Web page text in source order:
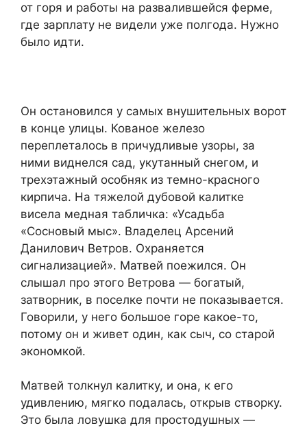
от горя и работы на развалившейся ферме,
где зарплату не видели уже полгода. Нужно
было идти.
Он остановился у самых внушительных ворот
в конце улицы. Кованое железо
переплеталось в причудливые узоры, за
ними виднелся сад, укутанный снегом, и
трехэтажный особняк из темно-красного
кирпича. На тяжелой дубовой калитке
висела медная табличка: «Усадьба
«Сосновый мыс». Владелец Арсений
Данилович Ветров. Охраняется
сигнализацией». Матвей поежился. Он
слышал про этого Ветрова — богатый,
затворник, в поселке почти не показывается.
Говорили, у него большое горе какое-то,
потому он и живет один, как сыч, со старой
экономкой.
Матвей толкнул калитку, и она, к его
удивлению, мягко подалась, открыв створку.
Это была ловушка для простодушных —